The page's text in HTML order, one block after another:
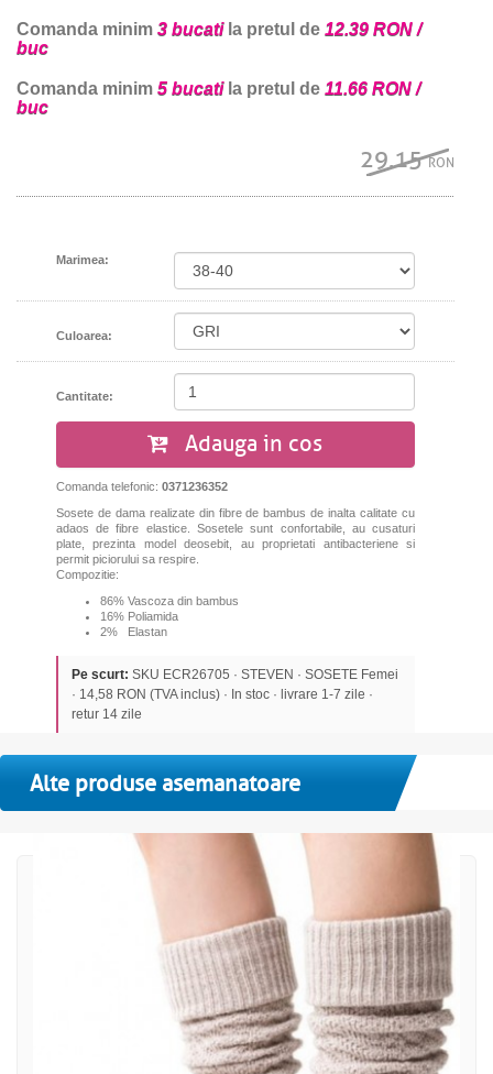
Comanda minim 3 bucatila pretul de 12.39 RON /
buc
Comanda minim 5 bucatila pretul de 11.66 RON /
buc
29.15RON
Marimea:
Culoarea:
Cantitate:
Adauga in cos
Comanda telefonic: 0371236352
Sosete de dama realizate din fibre de bambus de inalta calitate cu
adaos de fibre elastice. Sosetele sunt confortabile, au cusaturi
plate, prezinta model deosebit, au proprietati antibacteriene si
permit piciorului sa respire.
Compozitie:
86% Vascoza din bambus
16% Poliamida
2% Elastan
Pe scurt: SKU ECR26705 · STEVEN · SOSETE Femei
· 14,58 RON (TVA inclus) · In stoc · livrare 1-7 zile ·
retur 14 zile
Alte produse asemanatoare